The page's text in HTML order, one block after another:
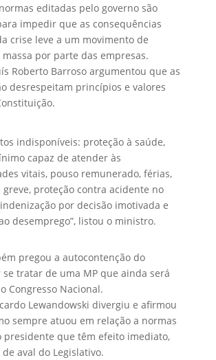
editadas pelo governo são
impedir que as consequências
crise leve a um movimento de
por parte das empresas.
Roberto Barroso argumentou que as
desrespeitam princípios e valores
indisponíveis: proteção à saúde,
capaz de atender às
vitais, pouso remunerado, férias,
proteção contra acidente no
por decisão imotivada e
desemprego”, listou o ministro.
pregou a autocontenção do
se tratar de uma MP que ainda será
Congresso Nacional.
Lewandowski divergiu e afirmou
sempre atuou em relação a normas
presidente que têm efeito imediato,
aval do Legislativo.